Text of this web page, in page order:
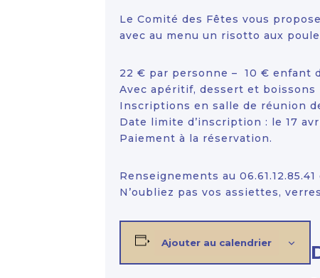
Le Comité des Fêtes vous
avec au menu un risotto aux
22 € par personne – 10 € enfant
Avec apéritif, dessert et boissons
Inscriptions en salle de réunion
Date limite d’inscription : le 17
Paiement à la réservation.
Renseignements au
N’oubliez pas vos assiettes,
Ajouter au calendrier